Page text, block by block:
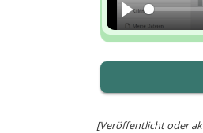
Play
[Veröffentlicht oder